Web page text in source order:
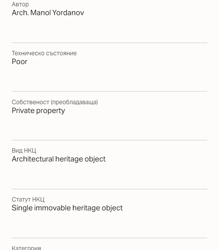
Автор
Arch. Manol Yordanov
Техническо състояние
Poor
Собственост (преобладаваща)
Private property
Вид НКЦ
Architectural heritage object
Статут НКЦ
Single immovable heritage object
Категория